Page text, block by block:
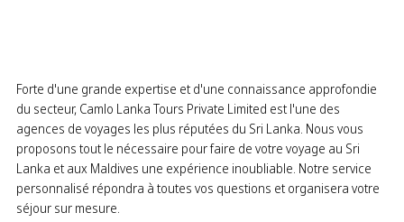
Forte d'une grande expertise et d'une connaissance approfondie
du secteur, Camlo Lanka Tours Private Limited est l'une des
agences de voyages les plus réputées du Sri Lanka. Nous vous
proposons tout le nécessaire pour faire de votre voyage au Sri
Lanka et aux Maldives une expérience inoubliable. Notre service
personnalisé répondra à toutes vos questions et organisera votre
séjour sur mesure.